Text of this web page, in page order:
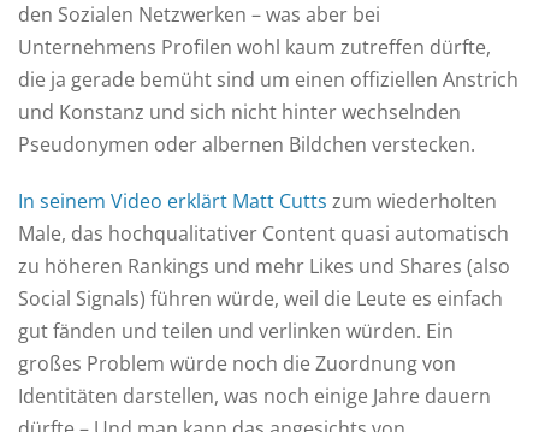
den Sozialen Netzwerken – was aber bei
Unternehmens Profilen wohl kaum zutreffen dürfte,
die ja gerade bemüht sind um einen offiziellen Anstrich
und Konstanz und sich nicht hinter wechselnden
Pseudonymen oder albernen Bildchen verstecken.
In seinem Video erklärt Matt Cutts zum wiederholten
Male, das hochqualitativer Content quasi automatisch
zu höheren Rankings und mehr Likes und Shares (also
Social Signals) führen würde, weil die Leute es einfach
gut fänden und teilen und verlinken würden. Ein
großes Problem würde noch die Zuordnung von
Identitäten darstellen, was noch einige Jahre dauern